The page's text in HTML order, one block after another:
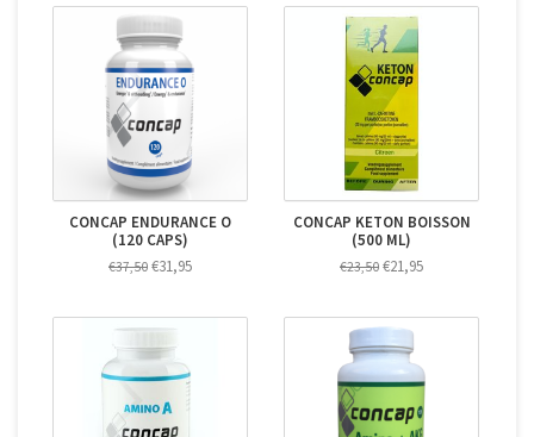
CONCAP ENDURANCE O
(120 CAPS)
€37,50 €31,95
CONCAP KETON BOISSON
(500 ML)
€23,50 €21,95